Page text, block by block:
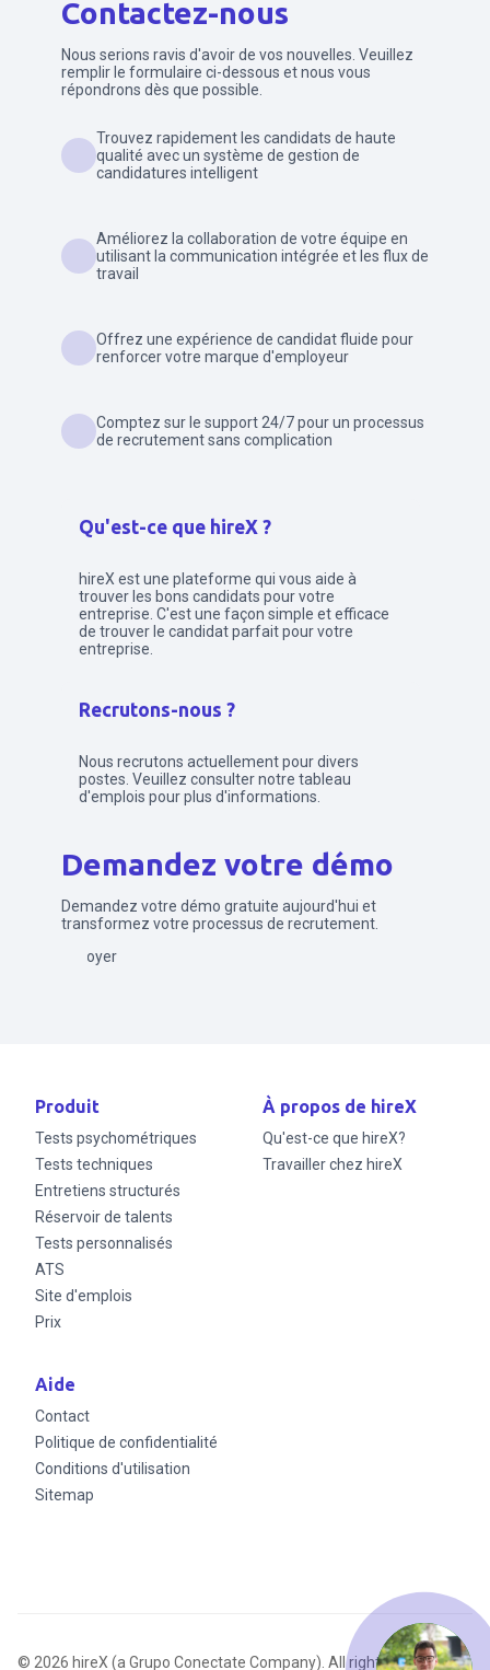
Contactez-nous
Nous serions ravis d'avoir de vos nouvelles. Veuillez
remplir le formulaire ci-dessous et nous vous
répondrons dès que possible.
Trouvez rapidement les candidats de haute
qualité avec un système de gestion de
candidatures intelligent
Améliorez la collaboration de votre équipe en
utilisant la communication intégrée et les flux de
travail
Offrez une expérience de candidat fluide pour
renforcer votre marque d'employeur
Comptez sur le support 24/7 pour un processus
de recrutement sans complication
Qu'est-ce que hireX ?
hireX est une plateforme qui vous aide à
trouver les bons candidats pour votre
entreprise. C'est une façon simple et efficace
de trouver le candidat parfait pour votre
entreprise.
Recrutons-nous ?
Nous recrutons actuellement pour divers
postes. Veuillez consulter notre tableau
d'emplois pour plus d'informations.
Demandez votre démo
Demandez votre démo gratuite aujourd'hui et
transformez votre processus de recrutement.
Envoyer
Produit
Tests psychométriques
Tests techniques
Entretiens structurés
Réservoir de talents
Tests personnalisés
ATS
Site d'emplois
Prix
À propos de hireX
Qu'est-ce que hireX?
Travailler chez hireX
Aide
Contact
Politique de confidentialité
Conditions d'utilisation
Sitemap
© 2026 hireX (a Grupo Conectate Company). All rights reserved.